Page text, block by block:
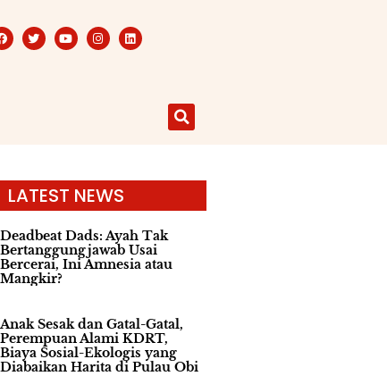
LATEST NEWS
Deadbeat Dads: Ayah Tak
Bertanggungjawab Usai
Bercerai, Ini Amnesia atau
Mangkir?
Anak Sesak dan Gatal-Gatal,
Perempuan Alami KDRT,
Biaya Sosial-Ekologis yang
Diabaikan Harita di Pulau Obi